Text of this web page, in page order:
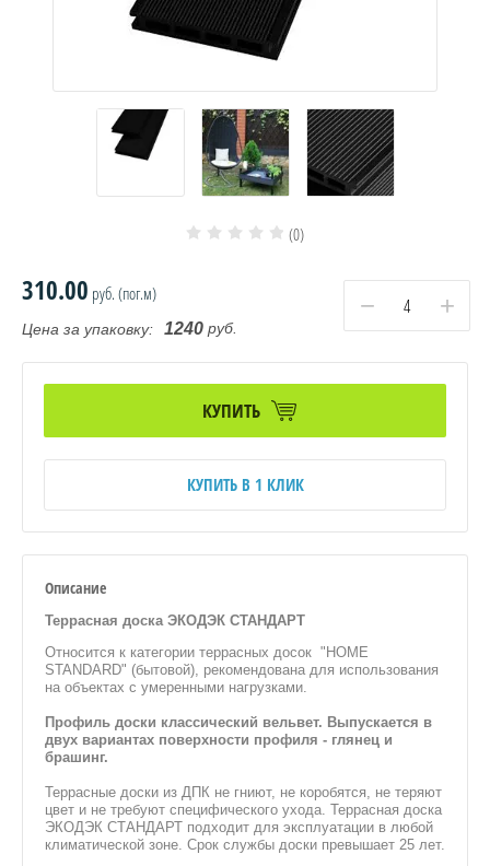
(0)
310.00 руб. (пог.м)
Цена за упаковку: 1240 руб.
− +
КУПИТЬ
КУПИТЬ В 1 КЛИК
Описание
Террасная доска ЭКОДЭК СТАНДАРТ
Относится к категории террасных досок "HOME
STANDARD" (бытовой), рекомендована для использования
на объектах с умеренными нагрузками.
Профиль доски классический вельвет. Выпускается в
двух вариантах поверхности профиля - глянец и
брашинг.
Террасные доски из ДПК не гниют, не коробятся, не теряют
цвет и не требуют специфического ухода. Террасная доска
ЭКОДЭК СТАНДАРТ подходит для эксплуатации в любой
климатической зоне. Срок службы доски превышает 25 лет.